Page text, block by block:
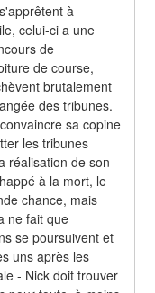
à
celui-ci a une
de
de course,
brutalement
des tribunes.
sa copine
les tribunes
réalisation de son
à la mort, le
chance, mais
ne fait que
se poursuivent et
uns après les
- Nick doit trouver